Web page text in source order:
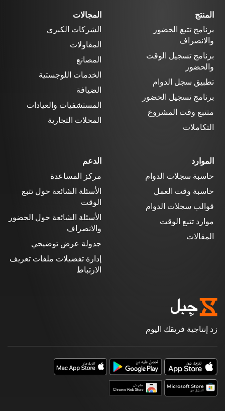
المنتج
برنامج تتبع الحضور
والانصراف
برنامج تسجيل الوقت
والحضور
تطبيق سجل الدوام
برنامج تسجيل الحضور
متتبع وقت المشروع
التكاملات
المجالات
الشركات الكبرى
المقاولات
المصانع
الخدمات اللوجستية
الضيافة
المستشفيات والعيادات
المحلات التجارية
الموارد
حاسبة سجلات الدوام
حاسبة وقت العمل
قوالب سجلات الدوام
موارد تتبع الوقت
المقالات
الدعم
مركز المساعدة
الأسئلة الشائعة حول تتبع
الوقت
الأسئلة الشائعة حول الحضور
والانصراف
جدولة عرض توضيحي
إدارة تفضيلات ملفات تعريف
الارتباط
زد إنتاجية فريقك اليوم